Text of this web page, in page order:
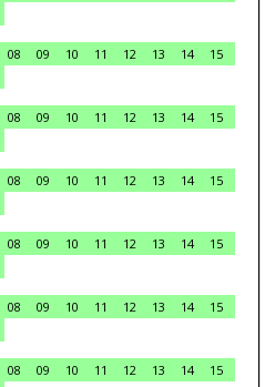
08 09 10 11 12 13 14
15
08 09 10 11 12 13 14
15
08 09 10 11 12 13 14
15
08 09 10 11 12 13 14
15
08 09 10 11 12 13 14
15
08 09 10 11 12 13 14
15